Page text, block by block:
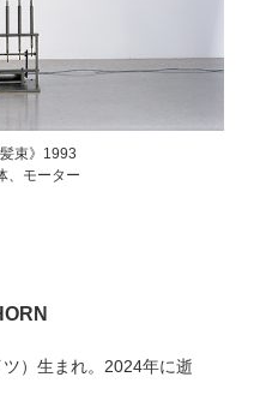
束》1993
、モーター
）生まれ。2024年に逝